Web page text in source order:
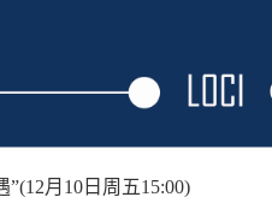
月10日周五15:00)